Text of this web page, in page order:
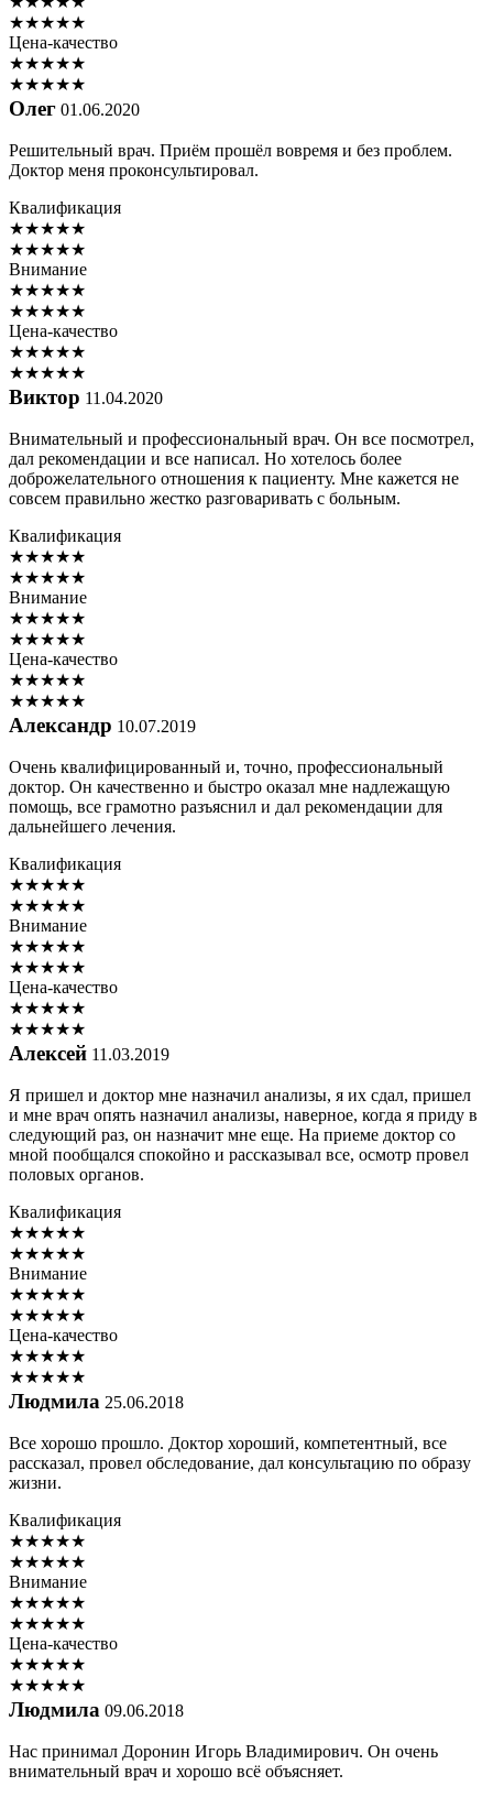
★★★★★
Цена-качество
★★★★★
★★★★★
Олег 01.06.2020
Решительный врач. Приём прошёл вовремя и без проблем.
Доктор меня проконсультировал.
Квалификация
★★★★★
★★★★★
Внимание
★★★★★
★★★★★
Цена-качество
★★★★★
★★★★★
Виктор 11.04.2020
Внимательный и профессиональный врач. Он все посмотрел,
дал рекомендации и все написал. Но хотелось более
доброжелательного отношения к пациенту. Мне кажется не
совсем правильно жестко разговаривать с больным.
Квалификация
★★★★★
★★★★★
Внимание
★★★★★
★★★★★
Цена-качество
★★★★★
★★★★★
Александр 10.07.2019
Очень квалифицированный и, точно, профессиональный
доктор. Он качественно и быстро оказал мне надлежащую
помощь, все грамотно разъяснил и дал рекомендации для
дальнейшего лечения.
Квалификация
★★★★★
★★★★★
Внимание
★★★★★
★★★★★
Цена-качество
★★★★★
★★★★★
Алексей 11.03.2019
Я пришел и доктор мне назначил анализы, я их сдал, пришел
и мне врач опять назначил анализы, наверное, когда я приду в
следующий раз, он назначит мне еще. На приеме доктор со
мной пообщался спокойно и рассказывал все, осмотр провел
половых органов.
Квалификация
★★★★★
★★★★★
Внимание
★★★★★
★★★★★
Цена-качество
★★★★★
★★★★★
Людмила 25.06.2018
Все хорошо прошло. Доктор хороший, компетентный, все
рассказал, провел обследование, дал консультацию по образу
жизни.
Квалификация
★★★★★
★★★★★
Внимание
★★★★★
★★★★★
Цена-качество
★★★★★
★★★★★
Людмила 09.06.2018
Нас принимал Доронин Игорь Владимирович. Он очень
внимательный врач и хорошо всё объясняет.